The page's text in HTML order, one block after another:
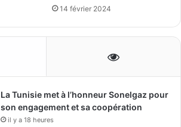
14 février 2024
La Tunisie met à l’honneur Sonelgaz pour
son engagement et sa coopération
il y a 18 heures